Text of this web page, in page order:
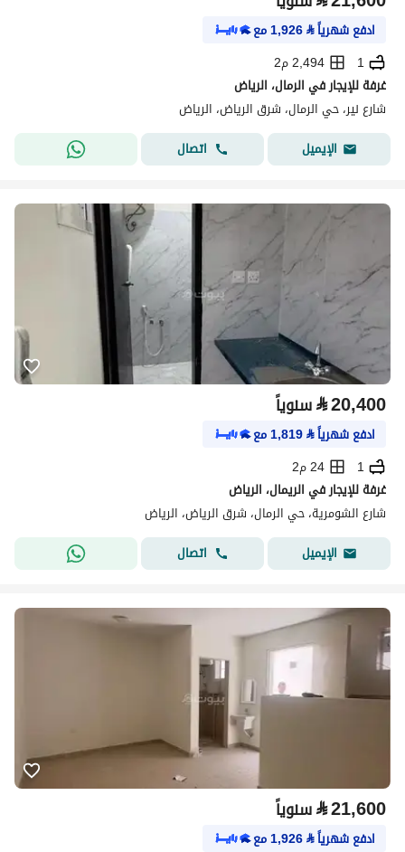
ادفع شهرياً⃁
1,926مع
1
2,494 م2
غرفة للإيجار في الرمال، الرياض
شارع نير، حي الرمال، شرق الرياض، الرياض
الإيميل
اتصال
⃁20,400 سنوياً
ادفع شهرياً⃁
1,819مع
1
24 م2
غرفة للإيجار في الريمال، الرياض
شارع الشومرية، حي الرمال، شرق الرياض، الرياض
الإيميل
اتصال
⃁21,600 سنوياً
ادفع شهرياً⃁
1,926مع